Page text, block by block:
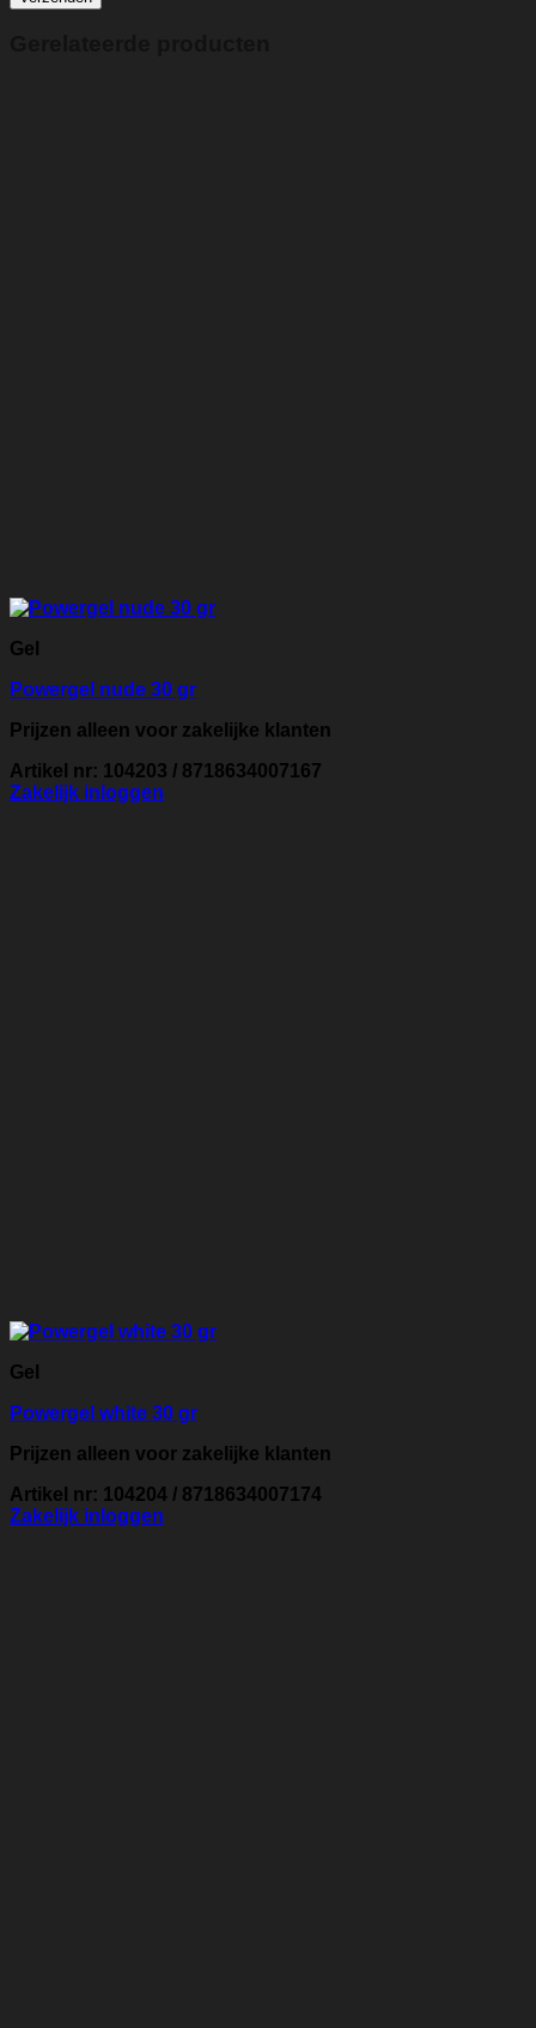
Gel
Powergel nude 30 gr
Prijzen alleen voor zakelijke klanten
Artikel nr: 104203 / 8718634007167
Zakelijk inloggen
Gel
Powergel white 30 gr
Prijzen alleen voor zakelijke klanten
Artikel nr: 104204 / 8718634007174
Zakelijk inloggen